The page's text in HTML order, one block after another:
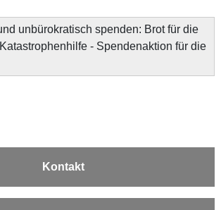
unbürokratisch spenden: Brot für die
- Spendenaktion für die
Kontakt